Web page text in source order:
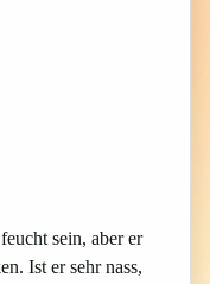
sein, aber er
Ist er sehr nass,